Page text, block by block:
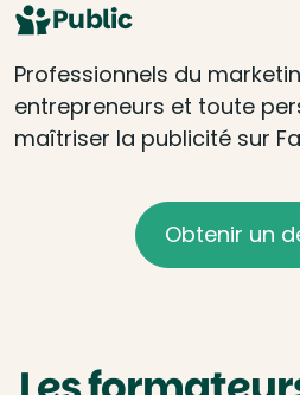
Public
Professionnels du
entrepreneurs et toute
maîtriser la publicité sur
Obtenir un